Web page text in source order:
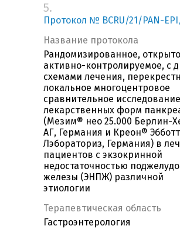
5.
Протокол № BCRU/21/PAN-
Название протокола
Рандомизированное,
активно-контролируемое, с
схемами лечения,
локальное многоцентровое
сравнительное
лекарственных форм
(Мезим® нео 25.000 Берлин-
АГ, Германия и Креон® Эбботт
Лэбораториз, Германия) в
пациентов с экзокринной
недостаточностью
железы (ЭНПЖ) различной
этиологии
Терапевтическая область
Гастроэнтерология